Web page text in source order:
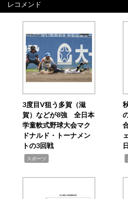
レコメンド
3度目V狙う多賀（滋
賀）などが8強 全日本
学童軟式野球大会マク
ドナルド・トーナメン
トの3回戦
スポーツ